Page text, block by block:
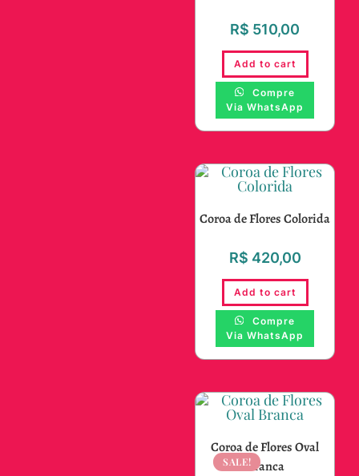
R$ 510,00
Add to cart
Compre
Via WhatsApp
Coroa de Flores Colorida
R$ 420,00
Add to cart
Compre
Via WhatsApp
SALE!
Coroa de Flores Oval
Branca